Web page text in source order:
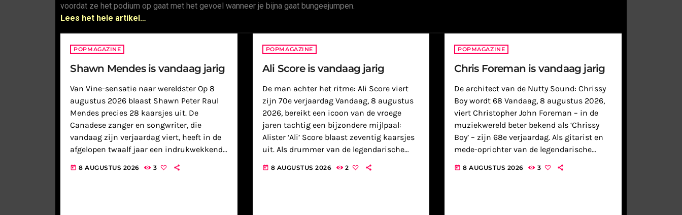
voordat ze het podium op gaat met het gevoel wanneer je bijna gaat bungeejumpen.
Lees het hele artikel…
POPMAGAZINE
Shawn Mendes is vandaag jarig
Van Vine-sensatie naar wereldster Op 8
augustus 2026 blaast Shawn Peter Raul
Mendes precies 28 kaarsjes uit. De
Canadese zanger en songwriter, die
vandaag zijn verjaardag viert, heeft in de
afgelopen twaalf jaar een indrukwekkende
een vlucht die exemplarisch is voor de
today 8 AUGUSTUS 2026 3
POPMAGAZINE
Ali Score is vandaag jarig
De man achter het ritme: Ali Score viert
zijn 70e verjaardag Vandaag, 8 augustus
2026, bereikt een icoon van de vroege
jaren tachtig een bijzondere mijlpaal:
Alister ‘Ali’ Score blaast zeventig kaarsjes
uit. Als drummer van de legendarische
hij samen met zijn broer Mike […]
today 8 AUGUSTUS 2026 2
POPMAGAZINE
Chris Foreman is vandaag jarig
De architect van de Nutty Sound: Chrissy
Boy wordt 68 Vandaag, 8 augustus 2026,
viert Christopher John Foreman – in de
muziekwereld beter bekend als ‘Chrissy
Boy’ – zijn 68e verjaardag. Als gitarist en
mede-oprichter van de legendarische
decennialang een onuitwisbare stempel
today 8 AUGUSTUS 2026 3